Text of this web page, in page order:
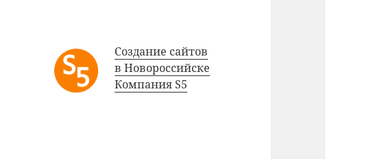
Создание сайтов
в Новороссийске
Компания S5